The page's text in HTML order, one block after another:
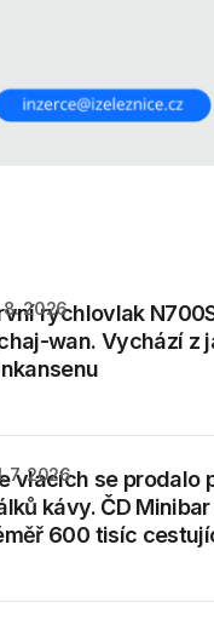
rychlovlak
wan. Vychází z
8. 2026
vlacích se prodalo
kávy. ČD
600 tisíc
7. 2026